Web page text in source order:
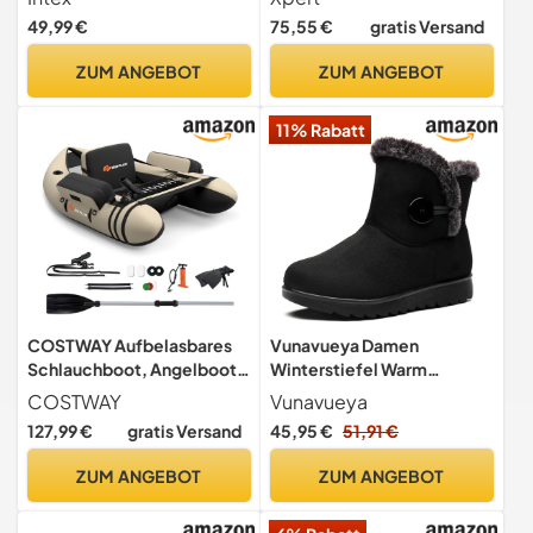
mit Zubehör, PVC, Blau,
236x114x41 cm
49,99 €
ZUM ANGEBOT
75,55 € gratis Versand
ZUM ANGEBOT
COSTWAY Aufbelasbares
Schlauchboot, Angelboot
mit Verstellbarer
Rückenlehne, Fischerboot
mit Pumpe, Paddel, Gurte,
Erwachsene, 150 kg
COSTWAY
127,99 € gratis Versand
ZUM ANGEBOT
11% Rabatt
Vunavueya Damen
Winterstiefel Warm
gefütterte Winterschuhe
Schneestiefel Winter
Schlupfstiefel Kurzschaft
Schwarz Black 41.5
Vunavueya
45,95 € 51,91 €
ZUM ANGEBOT